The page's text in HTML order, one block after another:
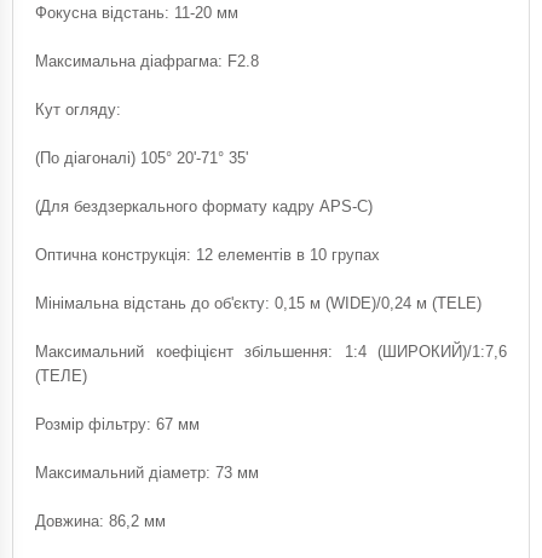
Фокусна відстань: 11-20 мм
Максимальна діафрагма: F2.8
Кут огляду:
(По діагоналі) 105° 20'-71° 35'
(Для бездзеркального формату кадру APS-C)
Оптична конструкція: 12 елементів в 10 групах
Мінімальна відстань до об'єкту: 0,15 м (WIDE)/0,24 м (TELE)
Максимальний коефіцієнт збільшення: 1:4 (ШИРОКИЙ)/1:7,6
(ТЕЛЕ)
Розмір фільтру: 67 мм
Максимальний діаметр: 73 мм
Довжина: 86,2 мм